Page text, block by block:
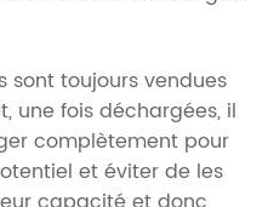
sont toujours vendues
une fois déchargées, il
complètement pour
et éviter de les